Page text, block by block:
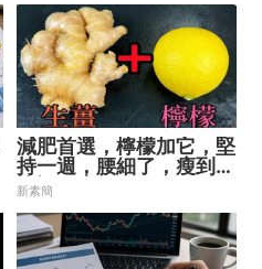
減肥首選，檸檬加它，堅
持一週，腰細了，瘦到你
懷疑人生
新素簡